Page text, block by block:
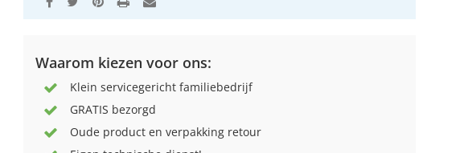
Waarom kiezen voor ons:
Klein servicegericht familiebedrijf
GRATIS bezorgd
Oude product en verpakking retour